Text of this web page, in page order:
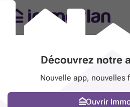
Découvrez notre
Nouvelle app, nouvelles
Ouvrir